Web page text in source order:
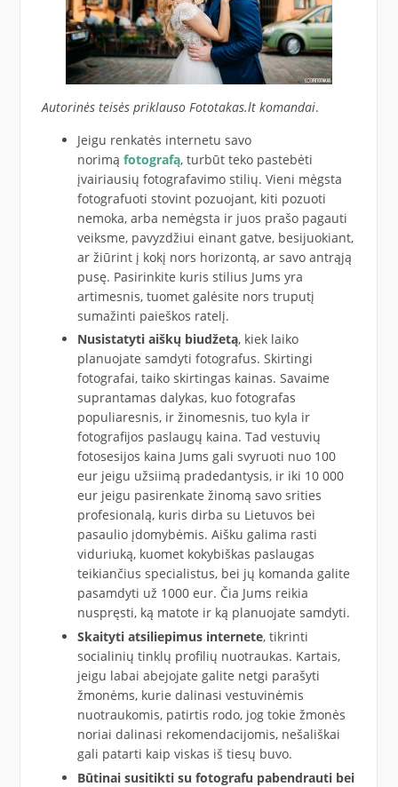
Autorinės teisės priklauso Fototakas.lt komandai.
Jeigu renkatės internetu savo
norimą fotografą, turbūt teko pastebėti
įvairiausių fotografavimo stilių. Vieni mėgsta
fotografuoti stovint pozuojant, kiti pozuoti
nemoka, arba nemėgsta ir juos prašo pagauti
veiksme, pavyzdžiui einant gatve, besijuokiant,
ar žiūrint į kokį nors horizontą, ar savo antrąją
pusę. Pasirinkite kuris stilius Jums yra
artimesnis, tuomet galėsite nors truputį
sumažinti paieškos ratelį.
Nusistatyti aiškų biudžetą, kiek laiko
planuojate samdyti fotografus. Skirtingi
fotografai, taiko skirtingas kainas. Savaime
suprantamas dalykas, kuo fotografas
populiaresnis, ir žinomesnis, tuo kyla ir
fotografijos paslaugų kaina. Tad vestuvių
fotosesijos kaina Jums gali svyruoti nuo 100
eur jeigu užsiimą pradedantysis, ir iki 10 000
eur jeigu pasirenkate žinomą savo srities
profesionalą, kuris dirba su Lietuvos bei
pasaulio įdomybėmis. Aišku galima rasti
viduriuką, kuomet kokybiškas paslaugas
teikiančius specialistus, bei jų komanda galite
pasamdyti už 1000 eur. Čia Jums reikia
nuspręsti, ką matote ir ką planuojate samdyti.
Skaityti atsiliepimus internete, tikrinti
socialinių tinklų profilių nuotraukas. Kartais,
jeigu labai abejojate galite netgi parašyti
žmonėms, kurie dalinasi vestuvinėmis
nuotraukomis, patirtis rodo, jog tokie žmonės
noriai dalinasi rekomendacijomis, nešališkai
gali patarti kaip viskas iš tiesų buvo.
Būtinai susitikti su fotografu pabendrauti bei